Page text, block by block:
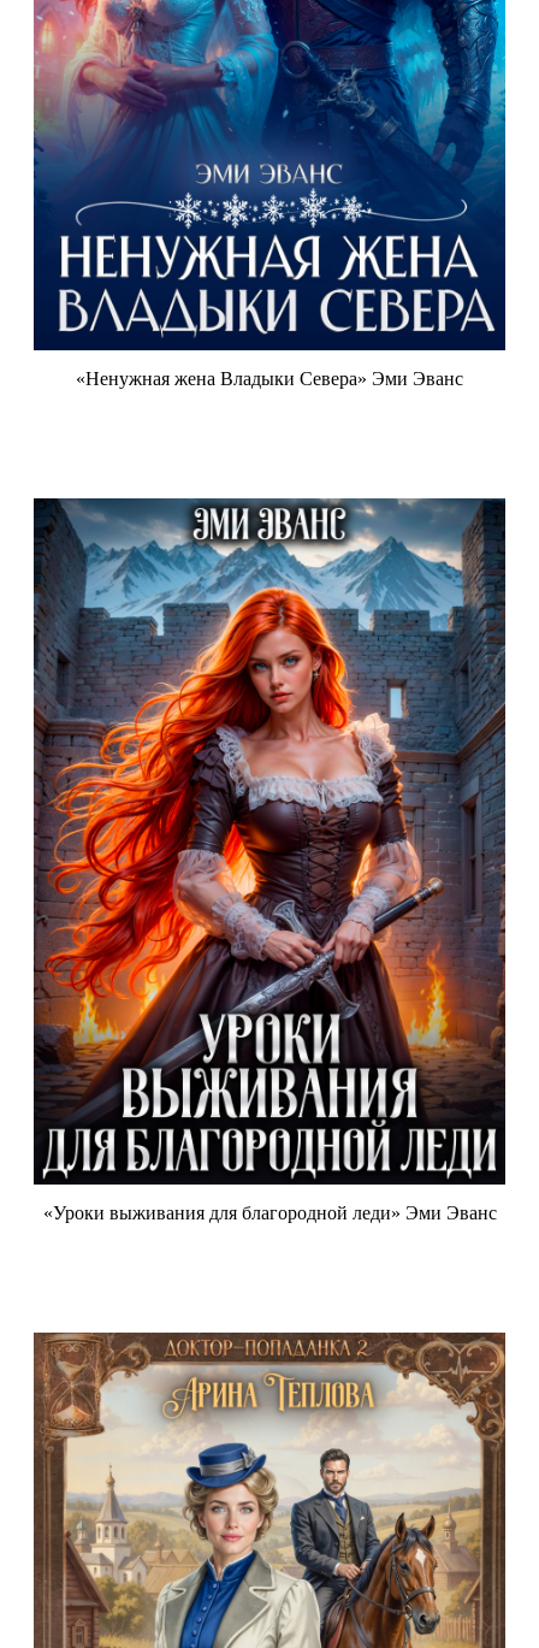
«Ненужная жена Владыки Севера» Эми Эванс
«Уроки выживания для благородной леди» Эми Эванс